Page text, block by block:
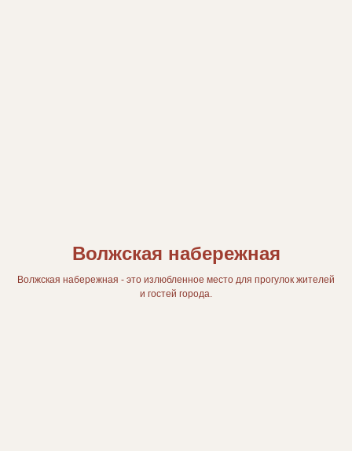
Волжская набережная
Волжская набережная - это излюбленное место для прогулок жителей
и гостей города.